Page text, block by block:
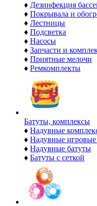
♦ Дезинфекция
♦ Покрывала и
♦ Лестницы
♦ Подсветка
♦ Насосы
♦ Запчасти и
♦ Приятные мелочи
♦ Ремкомплекты
Батуты, комплексы
♦ Надувные
♦ Надувные
♦ Надувные батуты
♦ Батуты с сеткой